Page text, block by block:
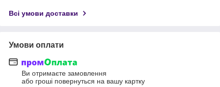
Всі умови доставки
Умови оплати
Ви отримаєте замовлення
або гроші повернуться на вашу картку